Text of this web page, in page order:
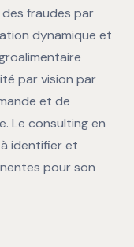
fraudes par
dynamique et
par vision par
et de
Le consulting en
identifier et
pour son